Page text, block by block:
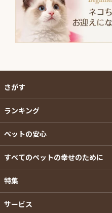
さがす
ランキング
ペットの安心
すべてのペットの幸せのために
特集
サービス